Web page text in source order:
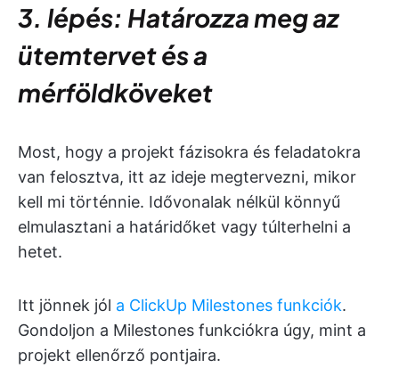
3. lépés: Határozza meg az
ütemtervet és a
mérföldköveket
Most, hogy a projekt fázisokra és feladatokra
van felosztva, itt az ideje megtervezni, mikor
kell mi történnie. Idővonalak nélkül könnyű
elmulasztani a határidőket vagy túlterhelni a
hetet.
Itt jönnek jól a ClickUp Milestones funkciók.
Gondoljon a Milestones funkciókra úgy, mint a
projekt ellenőrző pontjaira.